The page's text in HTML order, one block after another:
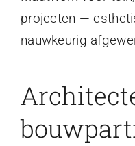
projecten —
nauwkeurig